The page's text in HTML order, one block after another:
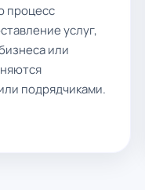
процесс
услуг,
или
подрядчиками.